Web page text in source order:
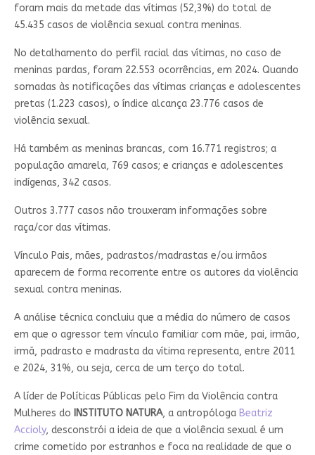
foram mais da metade das vítimas (52,3%) do total de
45.435 casos de violência sexual contra meninas.
No detalhamento do perfil racial das vítimas, no caso de
meninas pardas, foram 22.553 ocorrências, em 2024. Quando
somadas às notificações das vítimas crianças e adolescentes
pretas (1.223 casos), o índice alcança 23.776 casos de
violência sexual.
Há também as meninas brancas, com 16.771 registros; a
população amarela, 769 casos; e crianças e adolescentes
indígenas, 342 casos.
Outros 3.777 casos não trouxeram informações sobre
raça/cor das vítimas.
Vínculo Pais, mães, padrastos/madrastas e/ou irmãos
aparecem de forma recorrente entre os autores da violência
sexual contra meninas.
A análise técnica concluiu que a média do número de casos
em que o agressor tem vínculo familiar com mãe, pai, irmão,
irmã, padrasto e madrasta da vítima representa, entre 2011
e 2024, 31%, ou seja, cerca de um terço do total.
A líder de Políticas Públicas pelo Fim da Violência contra
Mulheres do INSTITUTO NATURA, a antropóloga Beatriz
Accioly, desconstrói a ideia de que a violência sexual é um
crime cometido por estranhos e foca na realidade de que o